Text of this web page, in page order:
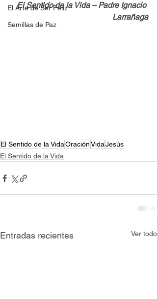
El Arte de Ser Feliz
Semillas de Paz
El Sentido de la Vida – Padre Ignacio
Larrañaga
El Sentido de la VidaOraciónVidaJesús
El Sentido de la Vida
Entradas recientes Ver todo